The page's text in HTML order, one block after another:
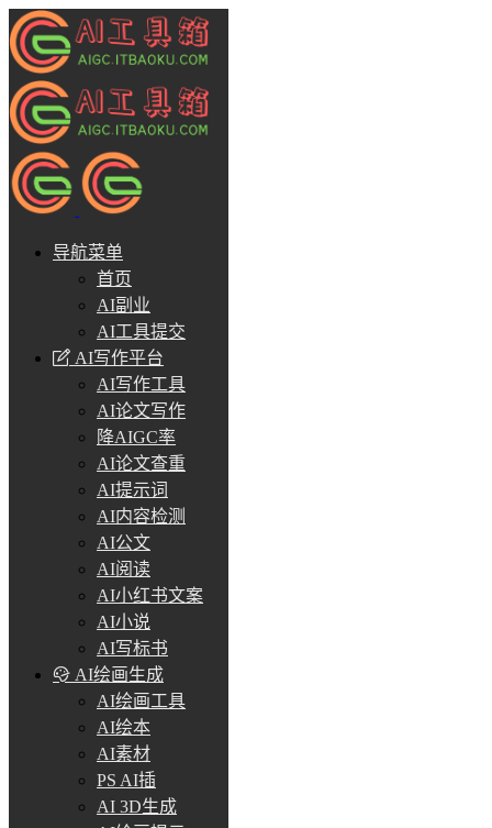
导航菜单
首页
AI副业
AI工具提交
AI写作平台
AI写作工具
AI论文写作
降AIGC率
AI论文查重
AI提示词
AI内容检测
AI公文
AI阅读
AI小红书文案
AI小说
AI写标书
AI绘画生成
AI绘画工具
AI绘本
AI素材
PS AI插
AI 3D生成